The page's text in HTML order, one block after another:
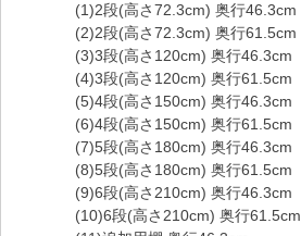
(1)2段(高さ72.3cm) 奥行46.3cm
(2)2段(高さ72.3cm) 奥行61.5cm
(3)3段(高さ120cm) 奥行46.3cm
(4)3段(高さ120cm) 奥行61.5cm
(5)4段(高さ150cm) 奥行46.3cm
(6)4段(高さ150cm) 奥行61.5cm
(7)5段(高さ180cm) 奥行46.3cm
(8)5段(高さ180cm) 奥行61.5cm
(9)6段(高さ210cm) 奥行46.3cm
(10)6段(高さ210cm) 奥行61.5cm